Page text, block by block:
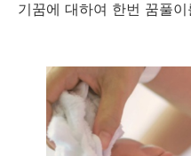
기꿈에 대하여 한번 꿈풀